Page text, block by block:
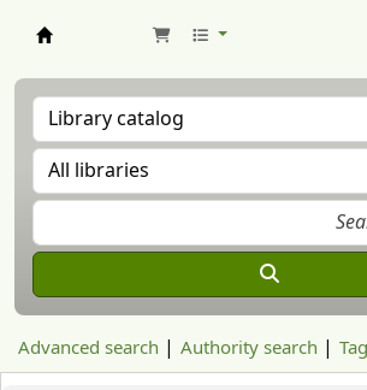
Advanced search Authority search